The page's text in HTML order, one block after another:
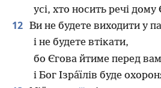
усі, хто носить речі дому
12 Ви не будете виходити у
і не будете втікати,
бо Єгова йтиме перед
і Бог Ізра́їлів буде